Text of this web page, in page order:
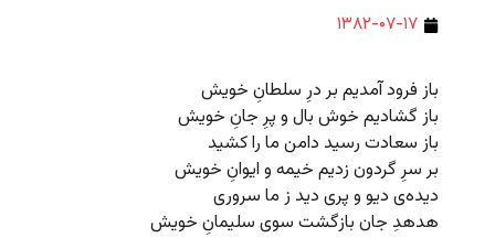
۱۳۸۲-۰۷-۱۷
باز فرود آمدیم بر درِ سلطانِ خویش
باز گشادیم خوش بال و پرِ جانِ خویش
باز سعادت رسید دامن ما را کشید
بر سرِ گردون زدیم خیمه و ایوانِ خویش
دیده‌ی دیو و پری دید ز ما سروری
هدهدِ جان بازگشت سوی سلیمانِ خویش